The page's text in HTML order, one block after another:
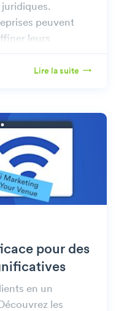
juridiques.
peuvent
leurs
Lire la suite
pour des
en un
les